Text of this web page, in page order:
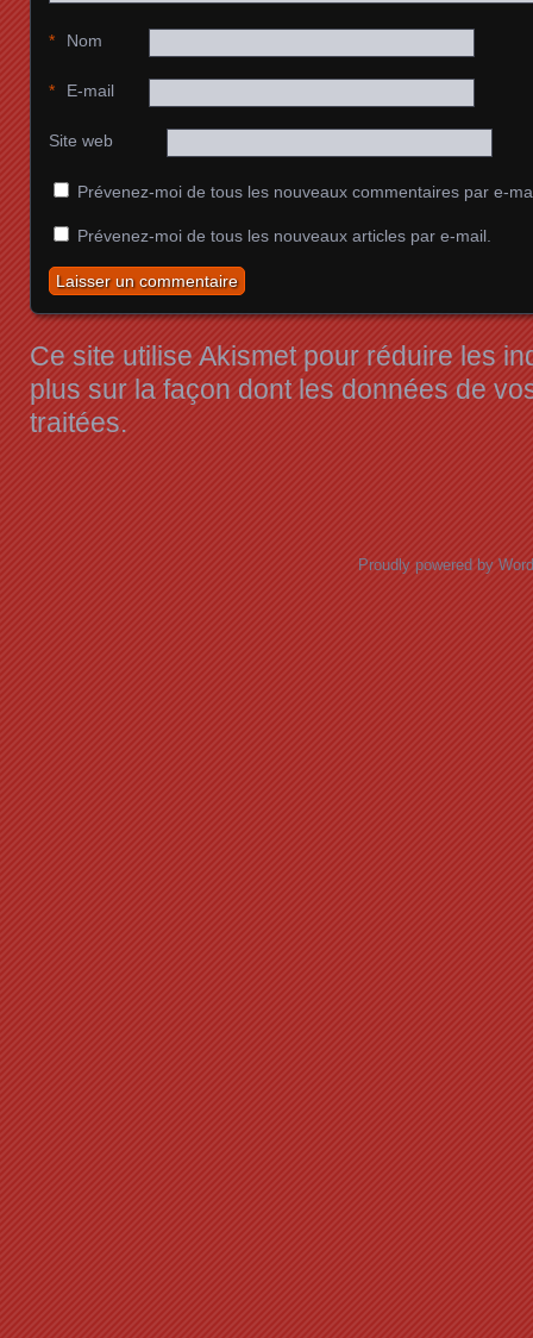
Nom
*
E-mail
*
Site web
Prévenez-moi de tous les nouveaux commentaires par e-
Prévenez-moi de tous les nouveaux articles par e-mail.
Ce site utilise Akismet pour réduire les
plus sur la façon dont les données de
traitées.
Proudly powered by